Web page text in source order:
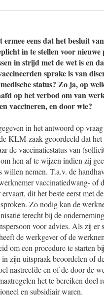
ermee eens dat het besluit
in te stellen voor nieuwe
in strijd met de wet is en
sprake is van
status? Zo ja, op
op het verbod om van
vaccineren, en door wie?
in het antwoord op
KLM-zaak geoordeeld dat
de vaccinatiestatus van
hen af te wijzen indien zij
willen nemen. T.a.v. de
vaccinatiedwang- of
dit het beste eerst met
Zo nodig kan de
terecht bij de
voor advies. Als zij er
de werkgever of de
om een procedure te starten
zijn uitspraak beoordelen of
nastreefde en of de door de
het te bereiken doel
en subsidiair waren.